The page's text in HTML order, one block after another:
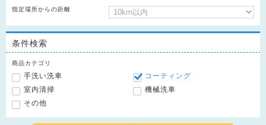
指定場所からの距離
条件検索
商品カテゴリ
手洗い洗車
コーティング
室内清掃
機械洗車
その他